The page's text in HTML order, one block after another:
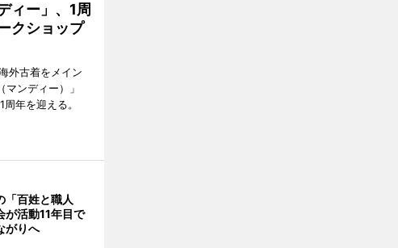
ィー」、1周
クショップ
外古着をメイン
ンディー）」
年を迎える。
「百姓と職人
活動11年目で
がりへ